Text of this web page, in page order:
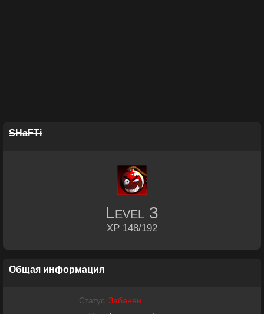
SHaFTi
Level 3
XP 148/192
Общая информация
Статус Забанен